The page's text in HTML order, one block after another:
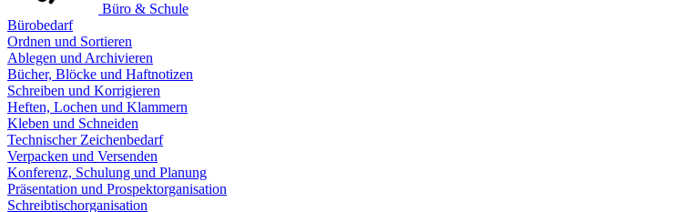
Büro & Schule
Bürobedarf
Ordnen und Sortieren
Ablegen und Archivieren
Bücher, Blöcke und Haftnotizen
Schreiben und Korrigieren
Heften, Lochen und Klammern
Kleben und Schneiden
Technischer Zeichenbedarf
Verpacken und Versenden
Konferenz, Schulung und Planung
Präsentation und Prospektorganisation
Schreibtischorganisation